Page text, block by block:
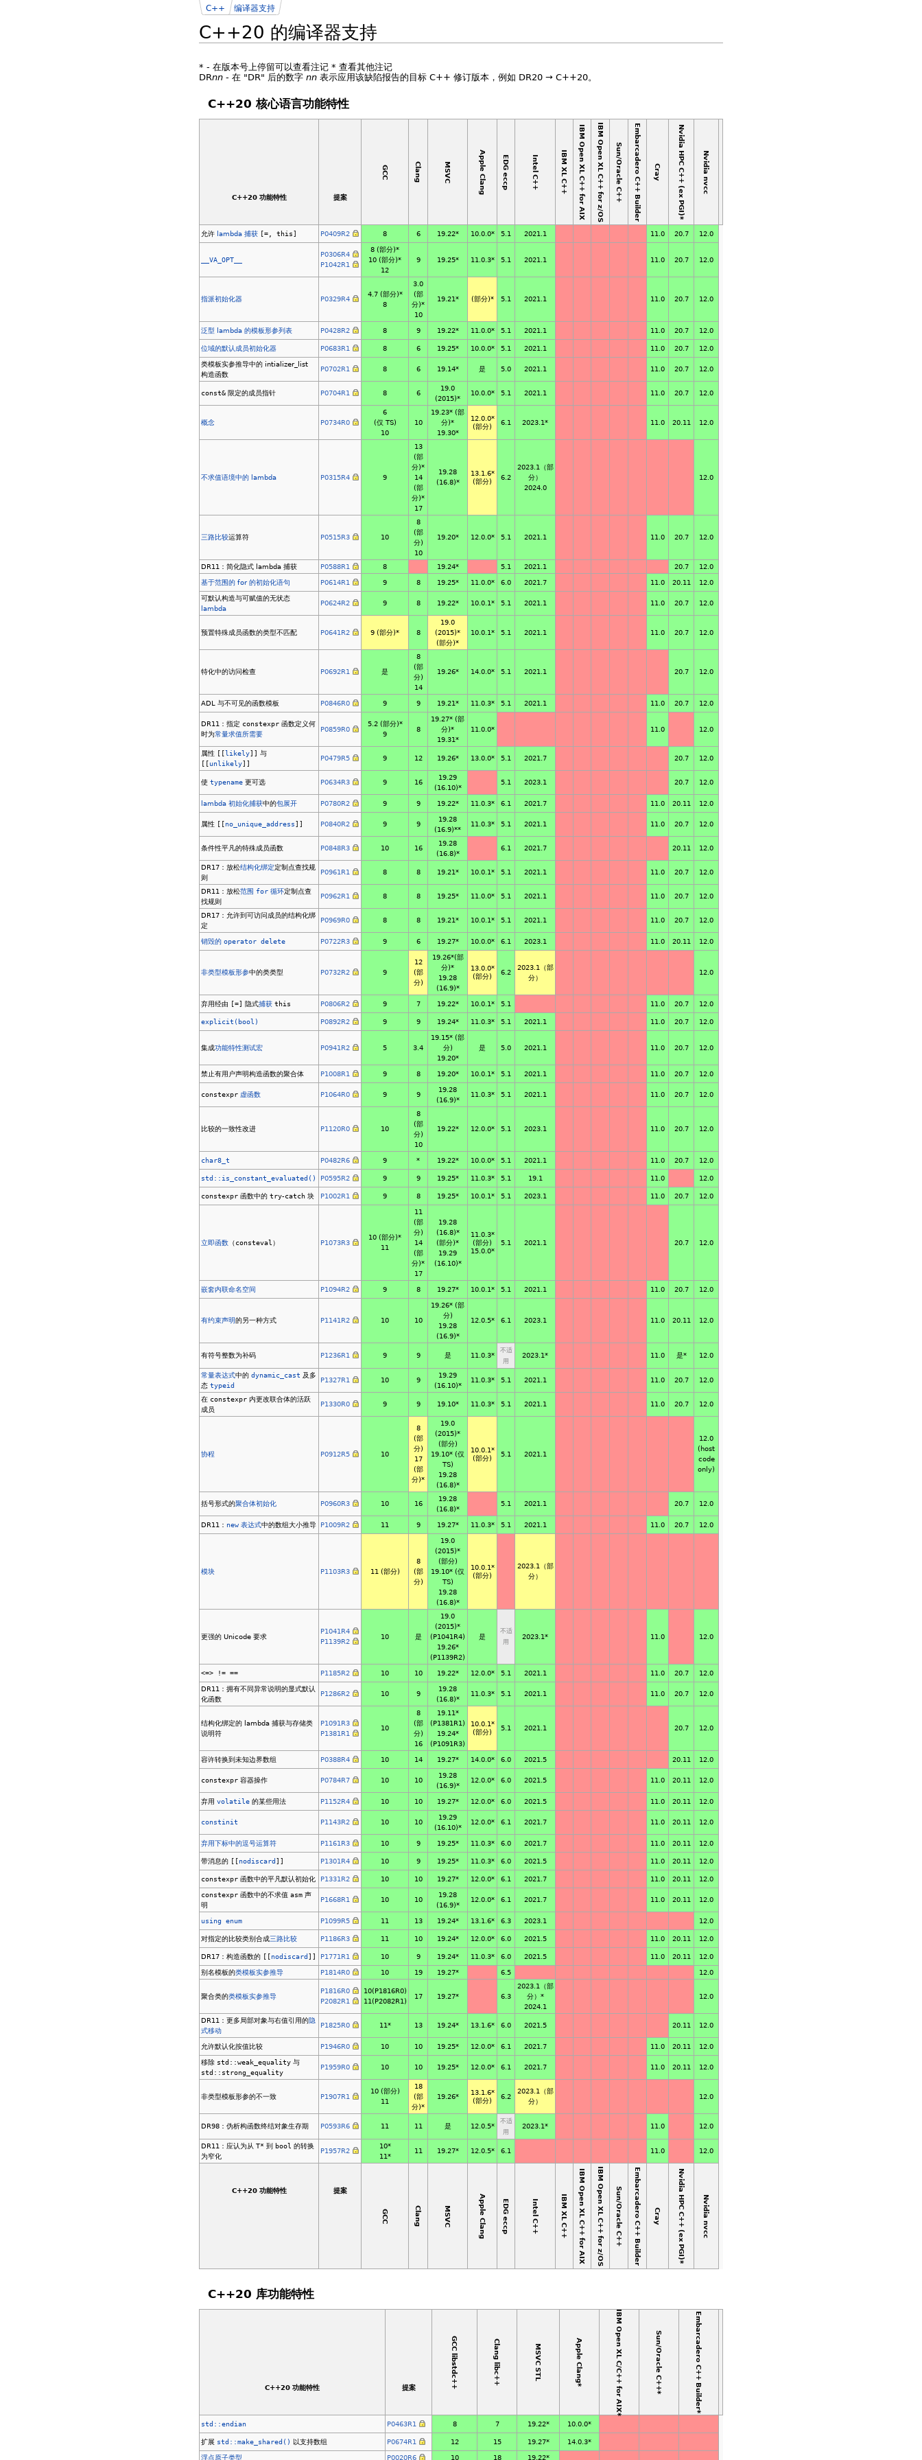
C++20 的编译器支持
C++ 编译器支持
* - 在版本号上停留可以查看注记 * 查看其他注记
DRnn - 在 "DR" 后的数字 nn 表示应用该缺陷报告的目标 C++ 修订版本，例如 DR20 → C++20。
C++20 核心语言功能特性
C++20 功能特性 提案
GCC Clang MSVC Apple Clang EDG eccp Intel C++ IBM XL C++ IBM Open XL C++ for AIXIBM Open XL C++ for z/OS Sun/Oracle C++ Embarcadero C++ Builder Cray Nvidia HPC C++ (ex PGI)* Nvidia nvcc
允许 lambda 捕获 [=, this] P0409R2 8 6 19.22* 10.0.0* 5.1 2021.1 11.0 20.7 12.0
__VA_OPT__
P0306R4
P1042R1
8 (部分)*
10 (部分)*
12
9 19.25* 11.0.3* 5.1 2021.1 11.0 20.7 12.0
指派初始化器 P0329R4
4.7 (部分)*
8
3.0
(部
分)*
10
19.21* (部分)* 5.1 2021.1 11.0 20.7 12.0
泛型 lambda 的模板形参列表 P0428R2 8 9 19.22* 11.0.0* 5.1 2021.1 11.0 20.7 12.0
位域的默认成员初始化器 P0683R1 8 6 19.25* 10.0.0* 5.1 2021.1 11.0 20.7
12.0
类模板实参推导中的 intializer_list
构造函数
P0702R1 8 6 19.14* 是 5.0 2021.1 11.0 20.7 12.0
const& 限定的成员指针 P0704R1 8 6
19.0
(2015)*
10.0.0* 5.1 2021.1 11.0 20.7 12.0
概念 P0734R0
6
(仅 TS)
10
10
19.23* (部
分)*
19.30*
12.0.0*
(部分)
6.1 2023.1* 11.0 20.11 12.0
不求值语境中的 lambda P0315R4 9
13
(部
分)*
14
(部
分)*
17
19.28
(16.8)*
13.1.6*
(部分)
6.2
2023.1（部
分）
2024.0
12.0
三路比较运算符 P0515R3 10
8
(部
分)
10
19.20* 12.0.0* 5.1 2021.1 11.0 20.7 12.0
DR11：简化隐式 lambda 捕获 P0588R1 8 19.24* 5.1 2021.1 20.7
12.0
基于范围的 for 的初始化语句
P0614R1 9 8 19.25* 11.0.0* 6.0 2021.7 11.0 20.11
12.0
可默认构造与可赋值的无状态
lambda
P0624R2 9 8 19.22* 10.0.1* 5.1 2021.1 11.0 20.7 12.0
预置特殊成员函数的类型不匹配 P0641R2 9 (部分)* 8
19.0
(2015)*
(部分)*
10.0.1* 5.1 2021.1 11.0 20.7 12.0
特化中的访问检查 P0692R1 是
8
(部
分)
14
19.26* 14.0.0* 5.1 2021.1 20.7 12.0
ADL 与不可见的函数模板 P0846R0 9 9 19.21* 11.0.3* 5.1 2021.1 11.0 20.7 12.0
DR11：指定 constexpr 函数定义何
时为常量求值所需要
P0859R0
5.2 (部分)*
9
8
19.27* (部
分)*
19.31*
11.0.0* 11.0 12.0
属性 [[likely]] 与
[[unlikely]]
P0479R5 9 12 19.26* 13.0.0* 5.1 2021.7 20.7 12.0
使typename 更可选 P0634R3 9 16
19.29
(16.10)*
5.1 2023.1 20.7 12.0
lambda 初始化捕获中的包展开 P0780R2 9 9 19.22* 11.0.3* 6.1 2021.7 11.0 20.11 12.0
属性 [[no_unique_address]] P0840R2 9 9
19.28
(16.9)**
11.0.3* 5.1 2021.1 11.0 20.7 12.0
条件性平凡的特殊成员函数 P0848R3 10 16
19.28
(16.8)*
6.1 2021.7 20.11 12.0
DR17：放松结构化绑定定制点查找规
则
P0961R1 8 8 19.21* 10.0.1* 5.1 2021.1 11.0 20.7 12.0
DR11：放松范围 for 循环定制点查
找规则
P0962R1 8 8 19.25* 11.0.0* 5.1 2021.1 11.0 20.7 12.0
DR17：允许到可访问成员的结构化绑
定
P0969R0 8 8 19.21* 10.0.1* 5.1 2021.1 11.0 20.7 12.0
销毁的operator delete P0722R3 9 6 19.27* 10.0.0* 6.1 2023.1 11.0 20.11 12.0
非类型模板形参中的类类型 P0732R2 9
12
(部
分)
19.26*(部
分)*
19.28
(16.9)*
13.0.0*
(部分)
6.2
2023.1（部
分）
12.0
弃用经由 [=] 隐式捕获 this P0806R2 9 7 19.22* 10.0.1* 5.1 11.0 20.7 12.0
explicit(bool) P0892R2 9 9 19.24* 11.0.3* 5.1 2021.1 11.0 20.7 12.0
集成功能特性测试宏 P0941R2 5 3.4
19.15* (部
分)
19.20*
是 5.0 2021.1 11.0 20.7 12.0
禁止有用户声明构造函数的聚合体 P1008R1 9 8 19.20* 10.0.1* 5.1 2021.1 11.0 20.7 12.0
constexpr 虚函数 P1064R0 9 9
19.28
(16.9)*
11.0.3* 5.1 2021.1 11.0 20.7 12.0
比较的一致性改进 P1120R0 10
8
(部
分)
10
19.22* 12.0.0* 5.1 2023.1 11.0 20.7 12.0
char8_t P0482R6 9 * 19.22* 10.0.0* 5.1 2021.1 11.0 20.7 12.0
std::is_constant_evaluated() P0595R2 9 9 19.25* 11.0.3* 5.1 19.1 11.0 12.0
constexpr 函数中的try-catch 块 P1002R1 9 8 19.25* 10.0.1* 5.1 2023.1 11.0 20.7 12.0
立即函数 （consteval ） P1073R3
10 (部分)*
11
11
(部
分)
14
(部
分)*
17
19.28
(16.8)*
(部分)*
19.29
(16.10)*
11.0.3*
(部分)
15.0.0*
5.1 2021.1 20.7 12.0
嵌套内联命名空间 P1094R2 9 8 19.27* 10.0.1* 5.1 2021.1 11.0 20.7 12.0
有约束声明的另一种方式 P1141R2 10 10
19.26* (部
分)
19.28
(16.9)*
12.0.5* 6.1 2023.1 11.0 20.11 12.0
有符号整数为补码 P1236R1 9 9 是 11.0.3*
不适
用
2023.1* 11.0 是* 12.0
常量表达式中的dynamic_cast 及多
态typeid
P1327R1 10 9
19.29
(16.10)*
11.0.3* 5.1 2021.1 11.0 20.7 12.0
在 constexpr 内更改联合体的活跃
成员
P1330R0 9 9 19.10* 11.0.3* 5.1 2021.1 11.0 20.7 12.0
协程 P0912R5 10
8
(部
分)
17
(部
分)*
19.0
(2015)*
(部分)
19.10* (仅
TS)
19.28
(16.8)*
10.0.1*
(部分)
5.1 2021.1
12.0
(host
code
only)
括号形式的聚合体初始化 P0960R3 10 16
19.28
(16.8)*
5.1 2021.1 20.7 12.0
DR11： new 表达式中的数组大小推导 P1009R2 11 9 19.27* 11.0.3* 5.1 2021.1 11.0 20.7 12.0
模块 P1103R3 11 (部分)
8
(部
分)
19.0
(2015)*
(部分)
19.10* (仅
TS)
19.28
(16.8)*
10.0.1*
(部分)
2023.1（部
分）
更强的 Unicode 要求
P1041R4
P1139R2
10 是
19.0
(2015)*
(P1041R4)
19.26*
(P1139R2)
是
不适
用
2023.1* 11.0 12.0
<=> != == P1185R2 10 10 19.22* 12.0.0* 5.1 2021.1 11.0 20.7
12.0
DR11：拥有不同异常说明的显式默认
化函数
P1286R2 10 9
19.28
(16.8)*
11.0.3* 5.1 2021.1 11.0 20.7 12.0
结构化绑定的 lambda 捕获与存储类
说明符
P1091R3
P1381R1
10
8
(部
分)
16
19.11*
(P1381R1)
19.24*
(P1091R3)
10.0.1*
(部分)
5.1 2021.1 20.7 12.0
容许转换到未知边界数组 P0388R4 10 14 19.27* 14.0.0* 6.0 2021.5 20.11 12.0
constexpr 容器操作 P0784R7 10 10
19.28
(16.9)*
12.0.0* 6.0 2021.5 11.0 20.11 12.0
弃用volatile 的某些用法 P1152R4 10 10 19.27* 12.0.0* 6.0 2021.5 11.0 20.11 12.0
constinit P1143R2 10 10
19.29
(16.10)*
12.0.0* 6.1 2021.7 11.0 20.11 12.0
弃用下标中的逗号运算符 P1161R3 10 9 19.25* 11.0.3* 6.0 2021.7 11.0 20.11 12.0
带消息的 [[nodiscard]] P1301R4 10 9 19.25* 11.0.3* 6.0 2021.5 11.0 20.11 12.0
constexpr 函数中的平凡默认初始化 P1331R2 10 10 19.27* 12.0.0* 6.1 2021.7 11.0 20.11
12.0
constexpr 函数中的不求值asm 声
明
P1668R1 10 10
19.28
(16.9)*
12.0.0* 6.1 2021.7 11.0 20.11 12.0
using enum P1099R5 11 13 19.24* 13.1.6* 6.3 2023.1 12.0
对指定的比较类别合成三路比较 P1186R3 11 10 19.24* 12.0.0* 6.0 2021.5 11.0 20.11 12.0
DR17：构造函数的 [[nodiscard]] P1771R1 10 9 19.24* 11.0.3* 6.0 2021.5 11.0 20.11
12.0
别名模板的类模板实参推导 P1814R0 10 19 19.27* 6.5 12.0
聚合类的类模板实参推导
P1816R0
P2082R1
10(P1816R0)
11(P2082R1)
17 19.27* 6.3
2023.1（部
分）*
2024.1
12.0
DR11：更多局部对象与右值引用的隐
式移动
P1825R0 11* 13 19.24* 13.1.6* 6.0 2021.5 20.11 12.0
允许默认化按值比较 P1946R0 10 10 19.25* 12.0.0* 6.1 2021.7 11.0 20.11
12.0
移除 std::weak_equality 与
std::strong_equality
P1959R0 10 10 19.25* 12.0.0* 6.1 2021.7 11.0 20.11 12.0
非类型模板形参的不一致 P1907R1
10 (部分)
11
18
(部
分)*
19.26*
13.1.6*
(部分)
6.2
2023.1（部
分）
12.0
DR98：伪析构函数终结对象生存期 P0593R6 11 11 是 12.0.5*
不适
用
2023.1* 11.0 12.0
DR11：应认为从T* 到 bool 的转换
为窄化
P1957R2
10*
11*
11 19.27* 12.0.5* 6.1 11.0 12.0
C++20 功能特性 提案
GCC Clang MSVC Apple Clang EDG eccp Intel C++ IBM XL C++ IBM Open XL C++ for AIXIBM Open XL C++ for z/OS Sun/Oracle C++ Embarcadero C++ Builder Cray Nvidia HPC C++ (ex PGI)* Nvidia nvcc
C++20 库功能特性
C++20 功能特性 提案 GCC libstdc++ Clang libc++ MSVC STL Apple Clang* IBM Open XL C/C++ for AIX* Sun/Oracle C++* Embarcadero C++ Builder*
std::endian P0463R1 8 7 19.22* 10.0.0*
扩展 std::make_shared() 以支持数组 P0674R1 12 15 19.27*
14.0.3*
浮点原子类型
P0020R6 10 18 19.22*